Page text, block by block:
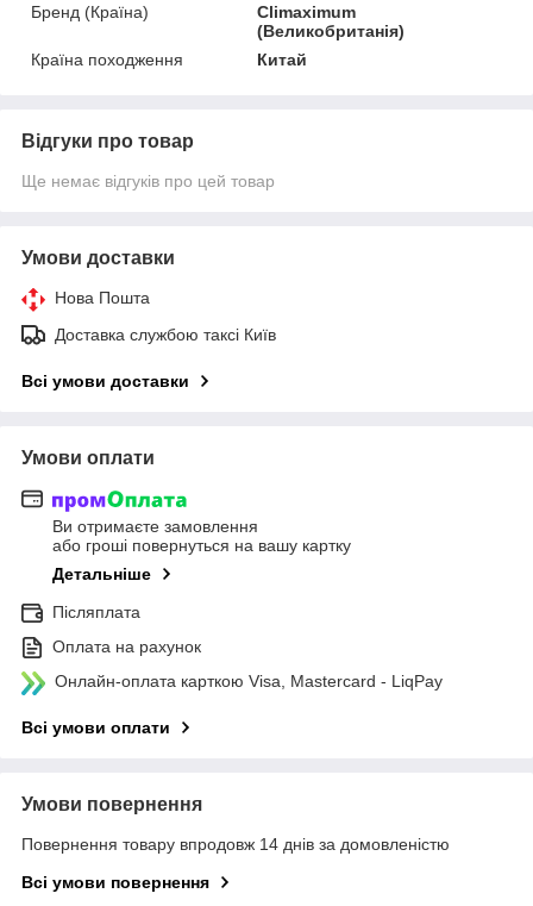
Бренд (Країна)
Climaximum
(Великобританія)
Країна походження
Китай
Відгуки про товар
Ще немає відгуків про цей товар
Умови доставки
Нова Пошта
Доставка службою таксі Київ
Всі умови доставки
Умови оплати
Ви отримаєте замовлення
або гроші повернуться на вашу картку
Детальніше
Післяплата
Оплата на рахунок
Онлайн-оплата карткою Visa, Mastercard - LiqPay
Всі умови оплати
Умови повернення
Повернення товару впродовж 14 днів за домовленістю
Всі умови повернення